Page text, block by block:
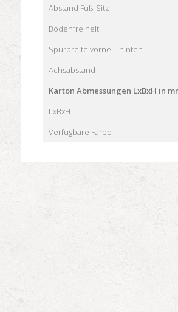
Abstand Fuß-Sitz
Bodenfreiheit
Spurbreite vorne | hinten
Achsabstand
Karton Abmessungen LxBxH in
LxBxH
Verfügbare Farbe